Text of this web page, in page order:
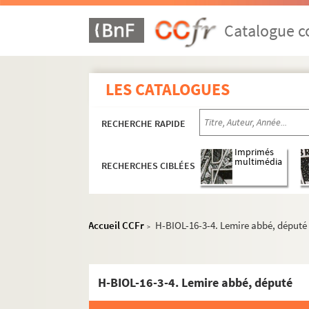
Catalogue
LES CATALOGUES
RECHERCHE RAPIDE
RECHERCHES CIBLÉES
Imprimés
multimédia
Accueil CCFr > H-BIOL-16-3-4. Lemire abbé, député
H-BIOL-16-3-4. Lemire abbé, député
H-BIOL-1. Acheray à Benvignat
H-BIOL-2. Bere à Bouchée